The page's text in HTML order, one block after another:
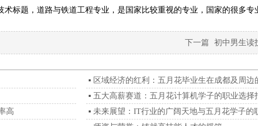
标题，道路与铁道工程专业，是国家比较重视的专业，国家的很多
下一篇 初中男生读
区域经济的红利：五月花毕业生在成都及周边
五大高薪赛道：五月花计算机学子的职业选择
高
未来展望：IT行业的广阔天地与五月花学子的